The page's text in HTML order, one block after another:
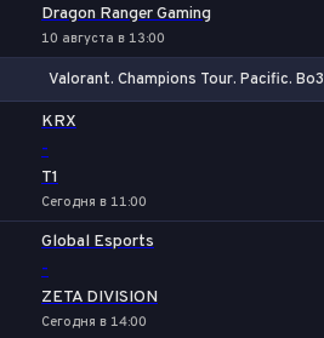
Dragon Ranger Gaming
10 августа в 13:00
Valorant. Champions Tour. Pacific. Bo3
KRX
-
T1
Сегодня в 11:00
Global Esports
-
ZETA DIVISION
Сегодня в 14:00